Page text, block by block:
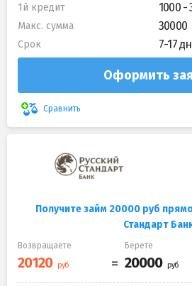
1й кредит 1000 -
Макс. сумма 30000
Срок 7-17
Оформить
Сравнить
Получите займ 20000 руб
Стандарт
Возвращаете Берете